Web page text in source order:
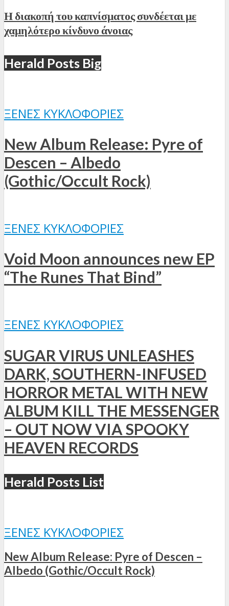
Η διακοπή του καπνίσματος συνδέεται με
χαμηλότερο κίνδυνο άνοιας
Herald Posts Big
ΞΈΝΕΣ ΚΥΚΛΟΦΟΡΊΕΣ
New Album Release: Pyre of
Descen – Albedo
(Gothic/Occult Rock)
ΞΈΝΕΣ ΚΥΚΛΟΦΟΡΊΕΣ
Void Moon announces new EP
“The Runes That Bind”
ΞΈΝΕΣ ΚΥΚΛΟΦΟΡΊΕΣ
SUGAR VIRUS UNLEASHES
DARK, SOUTHERN-INFUSED
HORROR METAL WITH NEW
ALBUM KILL THE MESSENGER
– OUT NOW VIA SPOOKY
HEAVEN RECORDS
Herald Posts List
ΞΈΝΕΣ ΚΥΚΛΟΦΟΡΊΕΣ
New Album Release: Pyre of Descen –
Albedo (Gothic/Occult Rock)